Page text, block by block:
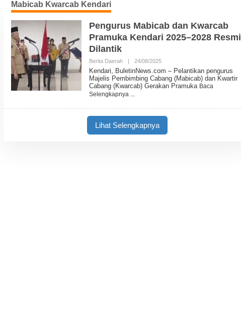
Mabicab Kwarcab Kendari
Pengurus Mabicab dan Kwarcab
Pramuka Kendari 2025–2028 Resmi
Dilantik
Berita Daerah | 24/08/2025O
E
H
B
E
T
Kendari, BuletinNews.com – Pelantikan pengurus
Majelis Pembimbing Cabang (Mabicab) dan Kwartir
Cabang (Kwarcab) Gerakan Pramuka Baca
Selengkapnya
Lihat Selengkapnya